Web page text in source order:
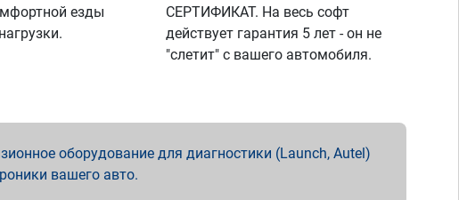
езды
СЕРТИФИКАТ. На весь софт
действует гарантия 5 лет - он не
"слетит" с вашего автомобиля.
оборудование для диагностики (Launch, Autel)
вашего авто.